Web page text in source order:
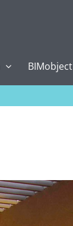
BIMobject